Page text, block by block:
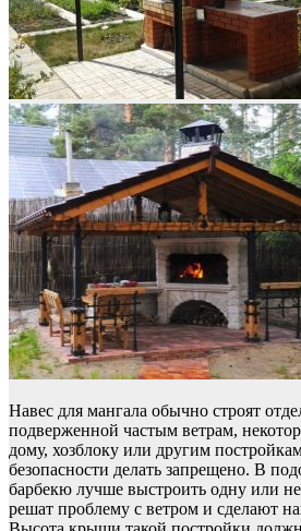
Навес для мангала обычно строят
подверженной частым ветрам,
дому, хозблоку или другим
безопасности делать запрещено. В
барбекю лучше выстроить одну или
решат проблему с ветром и сделают